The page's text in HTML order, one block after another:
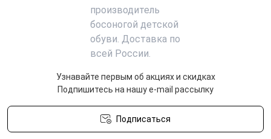
Узнавайте первым об акциях и скидках
Подпишитесь на нашу e-mail рассылку
Подписаться